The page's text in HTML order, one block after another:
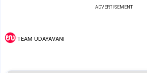
ADVERTISEMENT
TEAM UDAYAVANI